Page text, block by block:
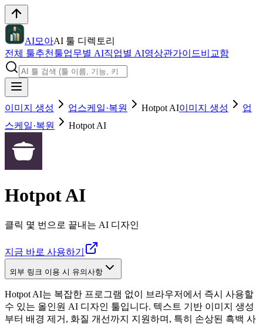
AI모아AI 툴 디렉토리
전체 툴추천툴업무별 AI직업별 AI영상관가이드비교함
이미지 생성 업스케일·복원 Hotpot AI이미지 생성
업
스케일·복원
Hotpot AI
Hotpot AI
클릭 몇 번으로 끝내는 AI 디자인
지금 바로 사용하기
외부 링크 이용 시 유의사항
Hotpot AI는 복잡한 프로그램 없이 브라우저에서 즉시 사용할
수 있는 올인원 AI 디자인 툴입니다. 텍스트 기반 이미지 생성
부터 배경 제거, 화질 개선까지 지원하며, 특히 손상된 흑백 사